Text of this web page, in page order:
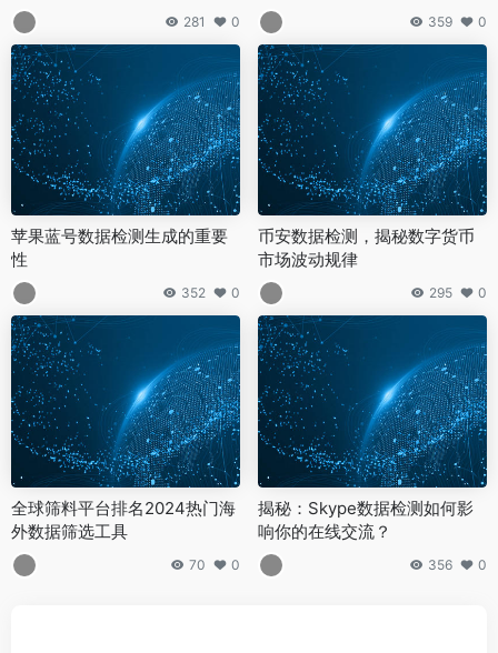
281 0 359 0
苹果蓝号数据检测生成的重要
性
352 0
币安数据检测，揭秘数字货币
市场波动规律
295 0
全球筛料平台排名2024热门海
外数据筛选工具
70 0
揭秘：Skype数据检测如何影
响你的在线交流？
356 0